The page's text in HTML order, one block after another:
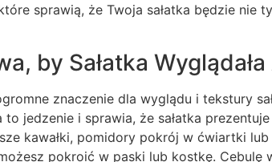
sprawią, że Twoja sałatka będzie nie
by Sałatka
znaczenie dla wyglądu i tekstury
to jedzenie i sprawia, że sałatka
kawałki, pomidory pokrój w ćwiartki
pokroić w paski lub kostkę.